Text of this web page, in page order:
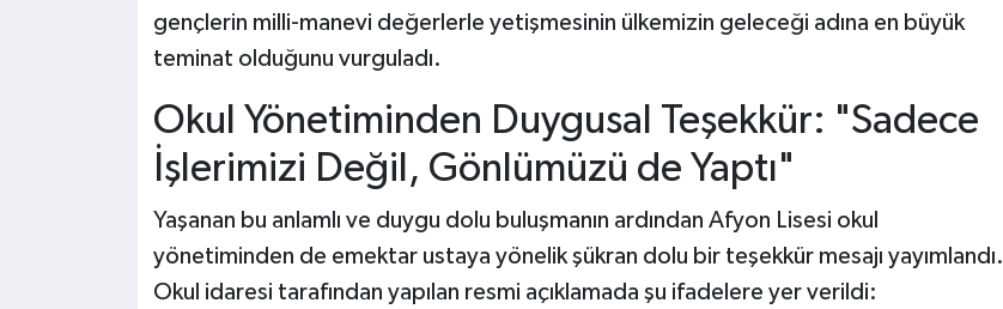
gençlerin milli-manevi değerlerle yetişmesinin ülkemizin geleceği adına en büyük
teminat olduğunu vurguladı.
Okul Yönetiminden Duygusal Teşekkür: "Sadece
İşlerimizi Değil, Gönlümüzü de Yaptı"
Yaşanan bu anlamlı ve duygu dolu buluşmanın ardından Afyon Lisesi okul
yönetiminden de emektar ustaya yönelik şükran dolu bir teşekkür mesajı yayımlandı.
Okul idaresi tarafından yapılan resmi açıklamada şu ifadelere yer verildi: